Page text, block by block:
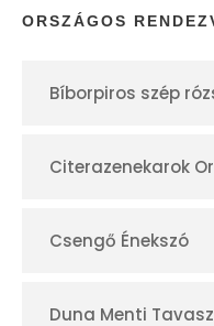
p
r
ORSZÁGOS
Bíborpiros szép
Citerazenekarok
Csengő Énekszó
Duna Menti Tavasz